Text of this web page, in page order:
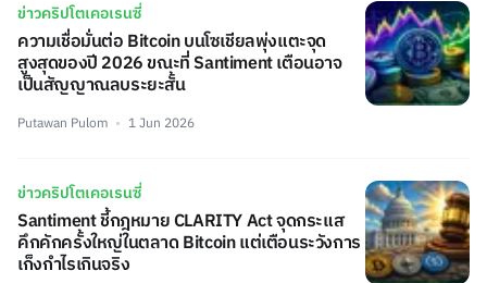
ข่าวคริปโตเคอเรนซี่
ความเชื่อมั่นต่อ Bitcoin บนโซเชียลพุ่งแตะจุด
สูงสุดของปี 2026 ขณะที่ Santiment เตือนอาจ
เป็นสัญญาณลบระยะสั้น
Putawan Pulom 1 Jun 2026
ข่าวคริปโตเคอเรนซี่
Santiment ชี้กฎหมาย CLARITY Act จุดกระแส
คึกคักครั้งใหญ่ในตลาด Bitcoin แต่เตือนระวังการ
เก็งกำไรเกินจริง